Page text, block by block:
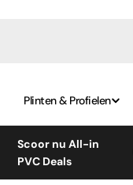
Plinten & Profielen
Scoor nu All-in
PVC Deals